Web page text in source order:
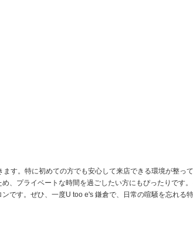
す。特に初めての方でも安心して来店できる環境が整っ
、プライベートな時間を過ごしたい方にもぴったりです
です。ぜひ、一度U too e's 鎌倉で、日常の喧騒を忘れる